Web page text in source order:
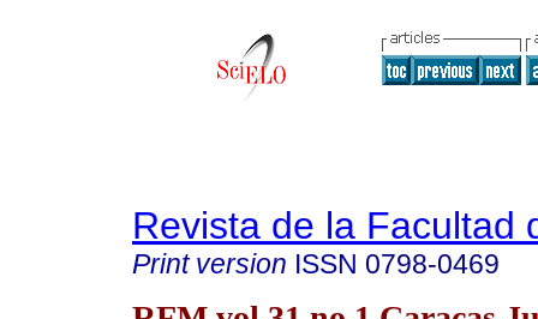
Revista de la Facultad
Print version ISSN 0798-0469